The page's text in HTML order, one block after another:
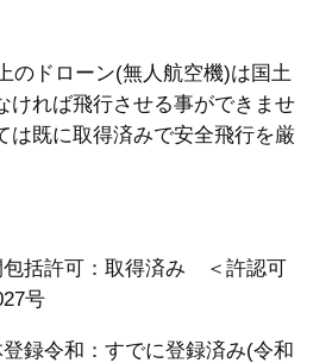
のドローン(無人航空機)は国土
ければ飛行させる事ができませ
は既に取得済みで安全飛行を厳
括許可：取得済み ＜許認可
号
録令和：すでに登録済み(令和